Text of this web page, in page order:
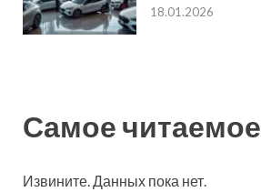
18.01.2026
Самое читаемое
Извините. Данных пока нет.